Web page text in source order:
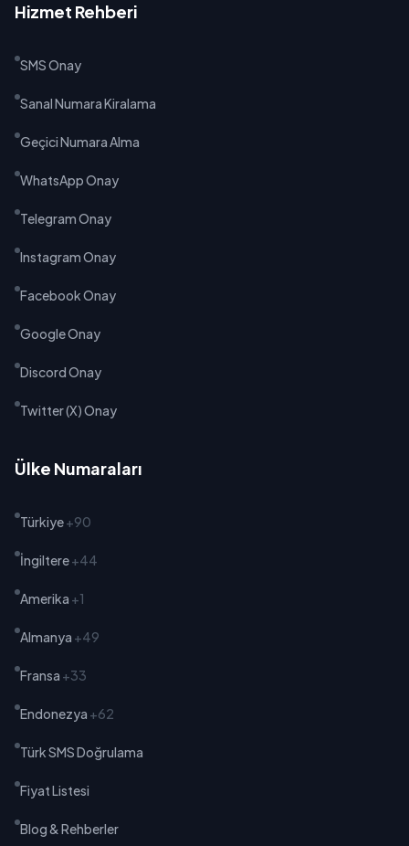
Hizmet Rehberi
SMS Onay
Sanal Numara Kiralama
Geçici Numara Alma
WhatsApp Onay
Telegram Onay
Instagram Onay
Facebook Onay
Google Onay
Discord Onay
Twitter (X) Onay
Ülke Numaraları
Türkiye+90
İngiltere+44
Amerika +1
Almanya +49
Fransa +33
Endonezya +62
Türk SMS Doğrulama
Fiyat Listesi
Blog & Rehberler